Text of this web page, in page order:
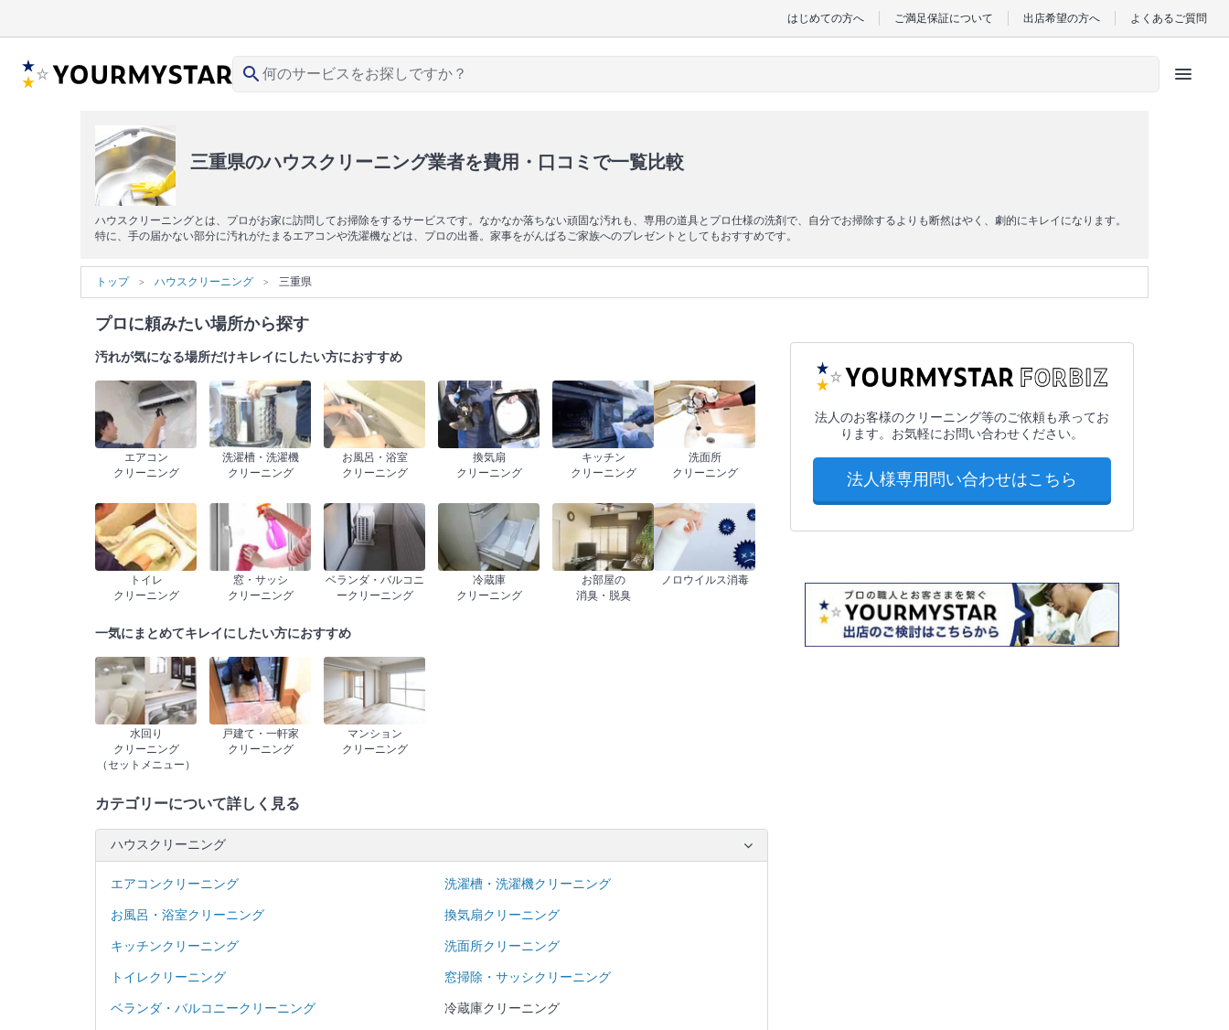
はじめての方へ ご満足保証について 出店希望の方へ よくあるご質問
search menu
三重県のハウスクリーニング業者を費用・口コミで一覧比較
ハウスクリーニングとは、プロがお家に訪問してお掃除をするサービスです。なかなか落ちない頑固な汚れも、専用の道具とプロ仕様の洗剤で、自分でお掃除するよりも断然はやく、劇的にキレイになります。
特に、手の届かない部分に汚れがたまるエアコンや洗濯機などは、プロの出番。家事をがんばるご家族へのプレゼントとしてもおすすめです。
トップ ハウスクリーニング 三重県
プロに頼みたい場所から探す
汚れが気になる場所だけキレイにしたい方におすすめ
エアコン
クリーニング
洗濯槽・洗濯機
クリーニング
お風呂・浴室
クリーニング
換気扇
クリーニング
キッチン
クリーニング
洗面所
クリーニング
トイレ
クリーニング
窓・サッシ
クリーニング
ベランダ・バルコニ
ークリーニング
冷蔵庫
クリーニング
お部屋の
消臭・脱臭
ノロウイルス消毒
一気にまとめてキレイにしたい方におすすめ
水回り
クリーニング
（セットメニュー）
戸建て・一軒家
クリーニング
マンション
クリーニング
カテゴリーについて詳しく見る
ハウスクリーニング
エアコンクリーニング 洗濯槽・洗濯機クリーニング
お風呂・浴室クリーニング 換気扇クリーニング
キッチンクリーニング 洗面所クリーニング
トイレクリーニング 窓掃除・サッシクリーニング
ベランダ・バルコニークリーニング 冷蔵庫クリーニング
法人のお客様のクリーニング等のご依頼も承ってお
ります。お気軽にお問い合わせください。
法人様専用問い合わせはこちら